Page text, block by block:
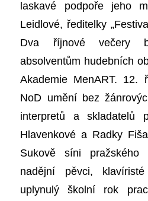
laskavé podpoře jeho
Leidlové, ředitelky
Dva říjnové večery
absolventům hudebních
Akademie MenART. 12.
NoD umění bez
interpretů a skladatelů
Hlavenkové a Radky
Sukově síni pražského
nadějní pěvci,
uplynulý školní rok